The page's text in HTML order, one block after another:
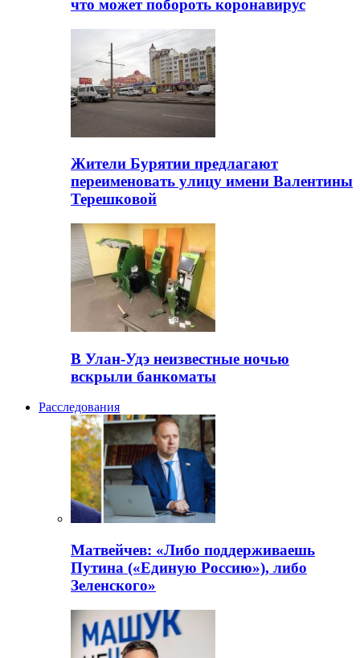
что может побороть коронавирус
Жители Бурятии предлагают
переименовать улицу имени Валентины
Терешковой
В Улан-Удэ неизвестные ночью
вскрыли банкоматы
Расследования
Матвейчев: «Либо поддерживаешь
Путина («Единую Россию»), либо
Зеленского»